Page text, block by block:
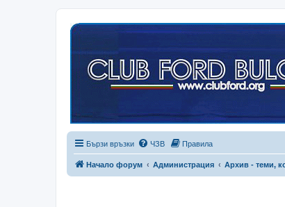
Бързи връзки ЧЗВ Правила
Начало форум Администрация Архив - теми,